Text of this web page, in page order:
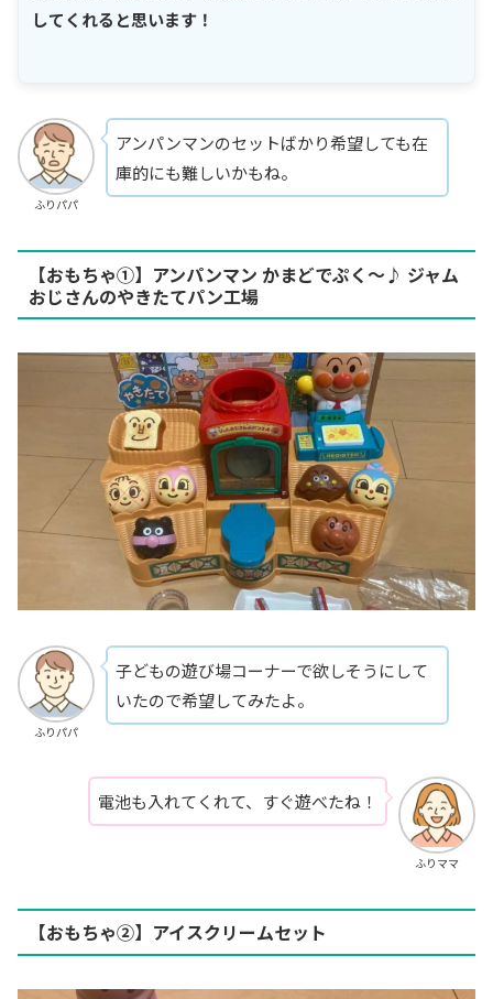
してくれると思います！
ふりパパ
アンパンマンのセットばかり希望しても在
庫的にも難しいかもね。
【おもちゃ①】アンパンマン かまどでぷく～♪ ジャム
おじさんのやきたてパン工場
ふりパパ
子どもの遊び場コーナーで欲しそうにして
いたので希望してみたよ。
ふりママ
電池も入れてくれて、すぐ遊べたね！
【おもちゃ②】アイスクリームセット